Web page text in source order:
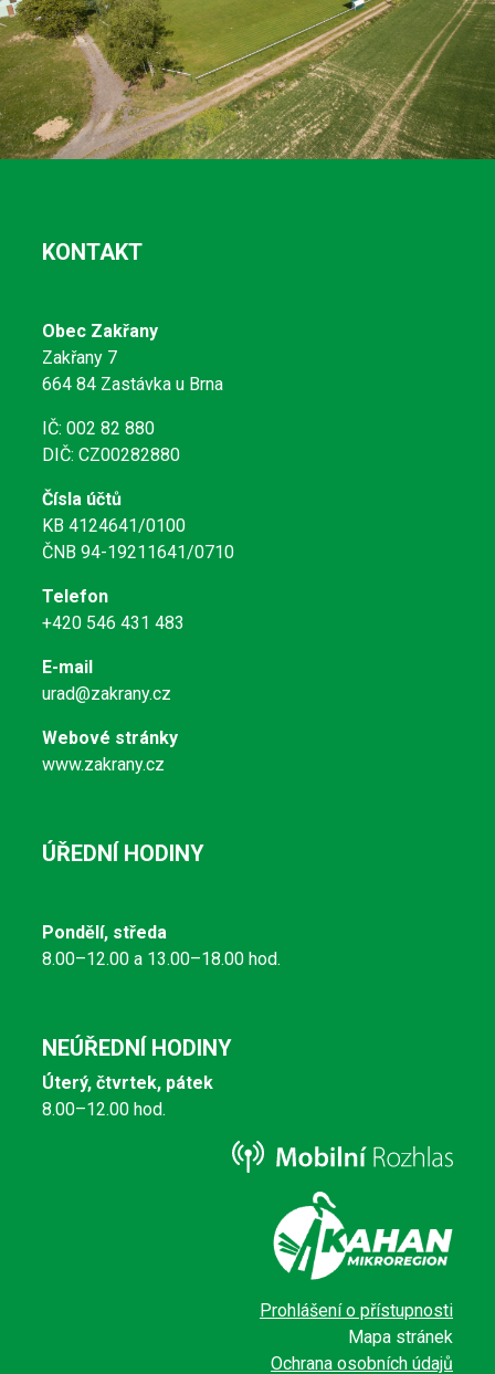
KONTAKT
Obec Zakřany
Zakřany 7
664 84 Zastávka u Brna
IČ: 002 82 880
DIČ: CZ00282880
Čísla účtů
KB 4124641/0100
ČNB 94-19211641/0710
Telefon
+420 546 431 483
E-mail
urad@zakrany.cz
Webové stránky
www.zakrany.cz
ÚŘEDNÍ HODINY
Pondělí, středa
8.00–12.00 a 13.00–18.00 hod.
NEÚŘEDNÍ HODINY
Úterý, čtvrtek, pátek
8.00–12.00 hod.
Prohlášení o přístupnosti
Mapa stránek
Ochrana osobních údajů